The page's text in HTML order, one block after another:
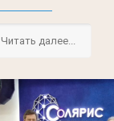
Читать далее...